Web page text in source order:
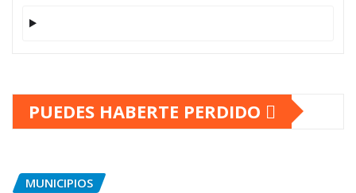
PUEDES HABERTE PERDIDO
MUNICIPIOS